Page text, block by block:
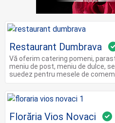
Restaurant Dumbrava
Vă oferim catering pomeni,
meniu de post, meniu de dulce,
suedez pentru mesele de
Florăria Vios Novaci